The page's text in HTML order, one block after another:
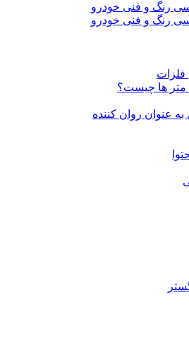
رنگ و فنی خودرو
رنگ و فنی خودرو
فلزات
عنوان روان کننده